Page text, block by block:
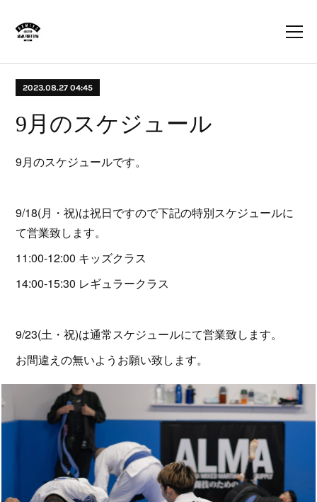
2023.08.27 04:45
9月のスケジュール
9月のスケジュールです。
9/18(月・祝)は祝日ですので下記の特別スケジュールに
て営業致します。
11:00-12:00 キッズクラス
14:00-15:30 レギュラークラス
9/23(土・祝)は通常スケジュールにて営業致します。
お間違えの無いようお願い致します。